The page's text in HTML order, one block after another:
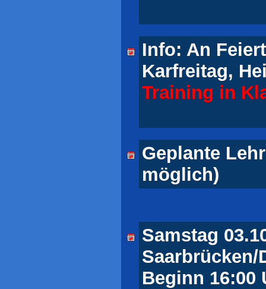
Info: An
Karfreitag,
Training in
Geplante
möglich)
Samstag
Saarbrücken/
Beginn 16:00